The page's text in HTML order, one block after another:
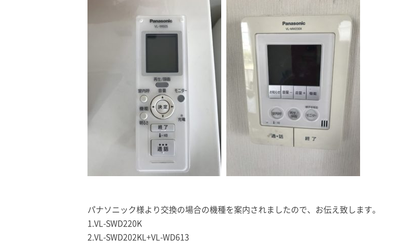
パナソニック様より交換の場合の機種を案内されましたので、お伝え致します。
1.VL-SWD220K
2.VL-SWD202KL+VL-WD613